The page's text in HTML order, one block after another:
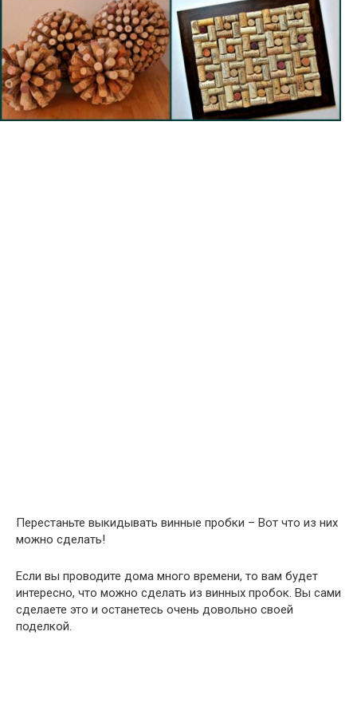
Перестаньте выкидывать винные пробки – Вот что из них
можно сделать!
Если вы проводите дома много времени, то вам будет
интересно, что можно сделать из винных пробок. Вы сами
сделаете это и останетесь очень довольно своей
поделкой.